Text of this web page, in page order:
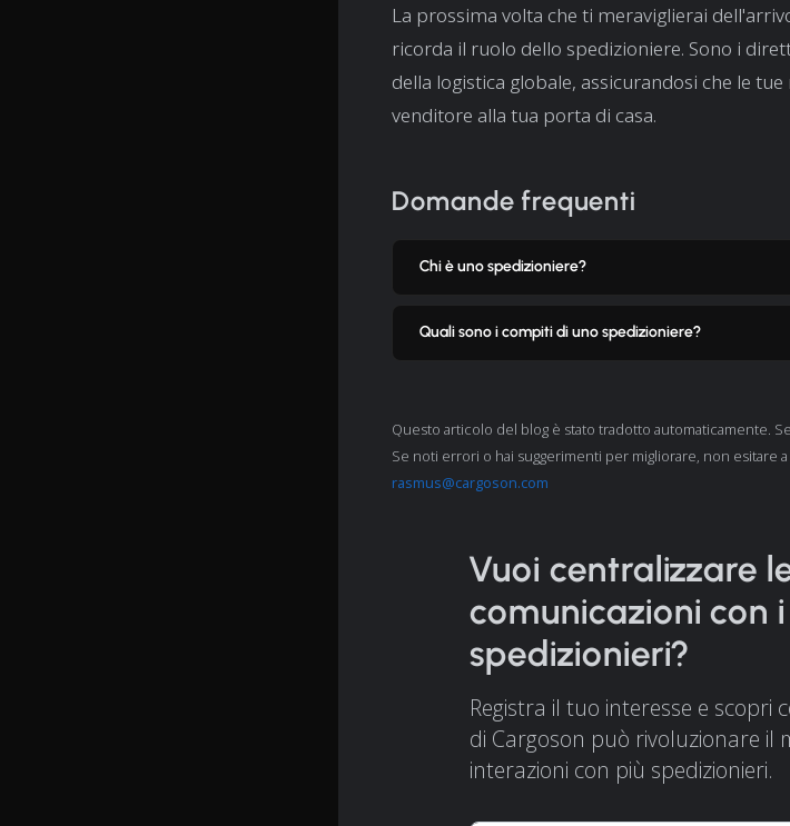
La prossima volta che ti meraviglierai
ricorda il ruolo dello spedizioniere. Sono i
della logistica globale, assicurandosi che le
venditore alla tua porta di casa.
Domande frequenti
Chi è uno spedizioniere?
Quali sono i compiti di uno spedizioniere?
Questo articolo del blog è stato tradotto automaticamente.
Se noti errori o hai suggerimenti per migliorare, non esitare
rasmus@cargoson.com
Vuoi centralizzare
comunicazioni con
spedizionieri?
Registra il tuo interesse e scopri
di Cargoson può rivoluzionare il
interazioni con più spedizionieri.